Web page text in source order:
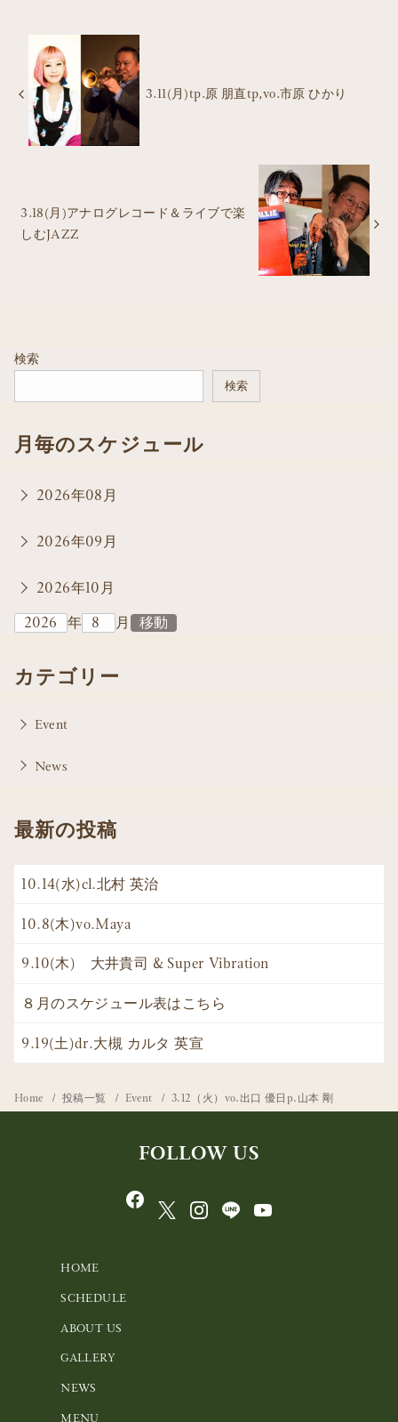
3.11(月)tp.原 朋直tp,vo.市原 ひかり
3.18(月)アナログレコード＆ライブで楽
しむJAZZ
検索
検索
月毎のスケジュール
2026年08月
2026年09月
2026年10月
年
月
カテゴリー
Event
News
最新の投稿
10.14(水)cl.北村 英治
10.8(木)vo.Maya
9.10(木) 大井貴司 & Super Vibration
８月のスケジュール表はこちら
9.19(土)dr.大槻 カルタ 英宣
Home 投稿一覧 Event 3.12（火）vo.出口 優日p.山本 剛
FOLLOW US
HOME
SCHEDULE
ABOUT US
GALLERY
NEWS
MENU